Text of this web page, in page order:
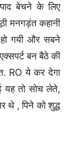
बेचने के लिए
मनगड़ंत कहानी
हो गयी और सबने
बन बैठे की
RO ये कर देगा
यह तो सोच लेते,
थे , पिने को शुद्ध